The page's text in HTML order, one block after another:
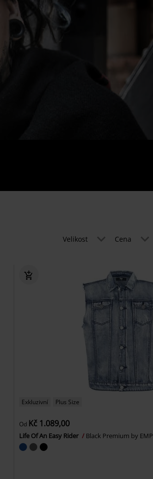
Velikost Cena
Exkluzivní Plus Size
Od Kč 1.089,00
Life Of An Easy Rider Black Premium by EMP